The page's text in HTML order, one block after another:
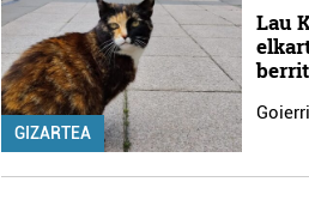
GIZARTEA
Lau